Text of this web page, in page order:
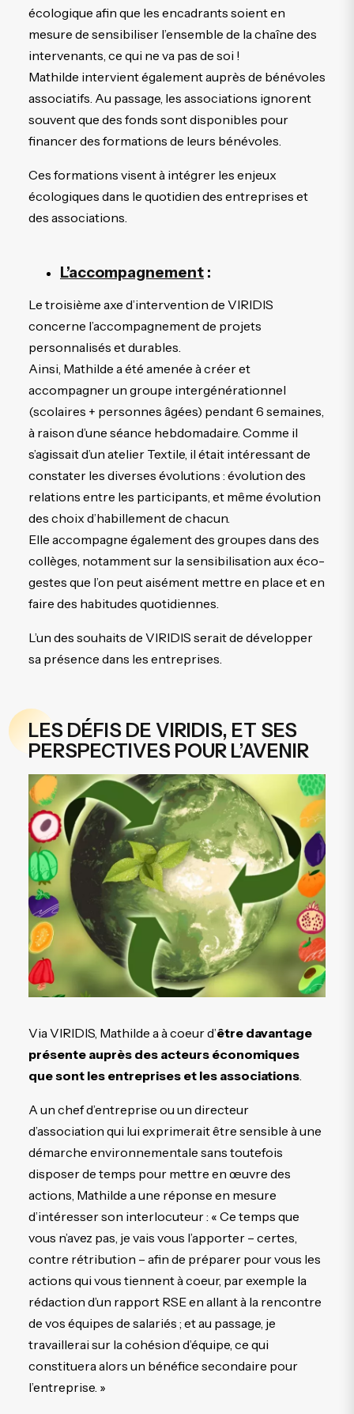
écologique afin que les encadrants soient en
mesure de sensibiliser l’ensemble de la chaîne des
intervenants, ce qui ne va pas de soi !
Mathilde intervient également auprès de bénévoles
associatifs. Au passage, les associations ignorent
souvent que des fonds sont disponibles pour
financer des formations de leurs bénévoles.
Ces formations visent à intégrer les enjeux
écologiques dans le quotidien des entreprises et
des associations.
L’accompagnement :
Le troisième axe d’intervention de VIRIDIS
concerne l’accompagnement de projets
personnalisés et durables.
Ainsi, Mathilde a été amenée à créer et
accompagner un groupe intergénérationnel
(scolaires + personnes âgées) pendant 6 semaines,
à raison d’une séance hebdomadaire. Comme il
s’agissait d’un atelier Textile, il était intéressant de
constater les diverses évolutions : évolution des
relations entre les participants, et même évolution
des choix d’habillement de chacun.
Elle accompagne également des groupes dans des
collèges, notamment sur la sensibilisation aux éco-
gestes que l’on peut aisément mettre en place et en
faire des habitudes quotidiennes.
L’un des souhaits de VIRIDIS serait de développer
sa présence dans les entreprises.
LES DÉFIS DE VIRIDIS, ET SES
PERSPECTIVES POUR L’AVENIR
Via VIRIDIS, Mathilde a à coeur d’être davantage
présente auprès des acteurs économiques
que sont les entreprises et les associations
A un chef d’entreprise ou un directeur
d’association qui lui exprimerait être sensible à une
démarche environnementale sans toutefois
disposer de temps pour mettre en œuvre des
actions, Mathilde a une réponse en mesure
d’intéresser son interlocuteur : « Ce temps que
vous n’avez pas, je vais vous l’apporter – certes,
contre rétribution – afin de préparer pour vous les
actions qui vous tiennent à coeur, par exemple la
rédaction d’un rapport RSE en allant à la rencontre
de vos équipes de salariés ; et au passage, je
travaillerai sur la cohésion d’équipe, ce qui
constituera alors un bénéfice secondaire pour
l’entreprise. »